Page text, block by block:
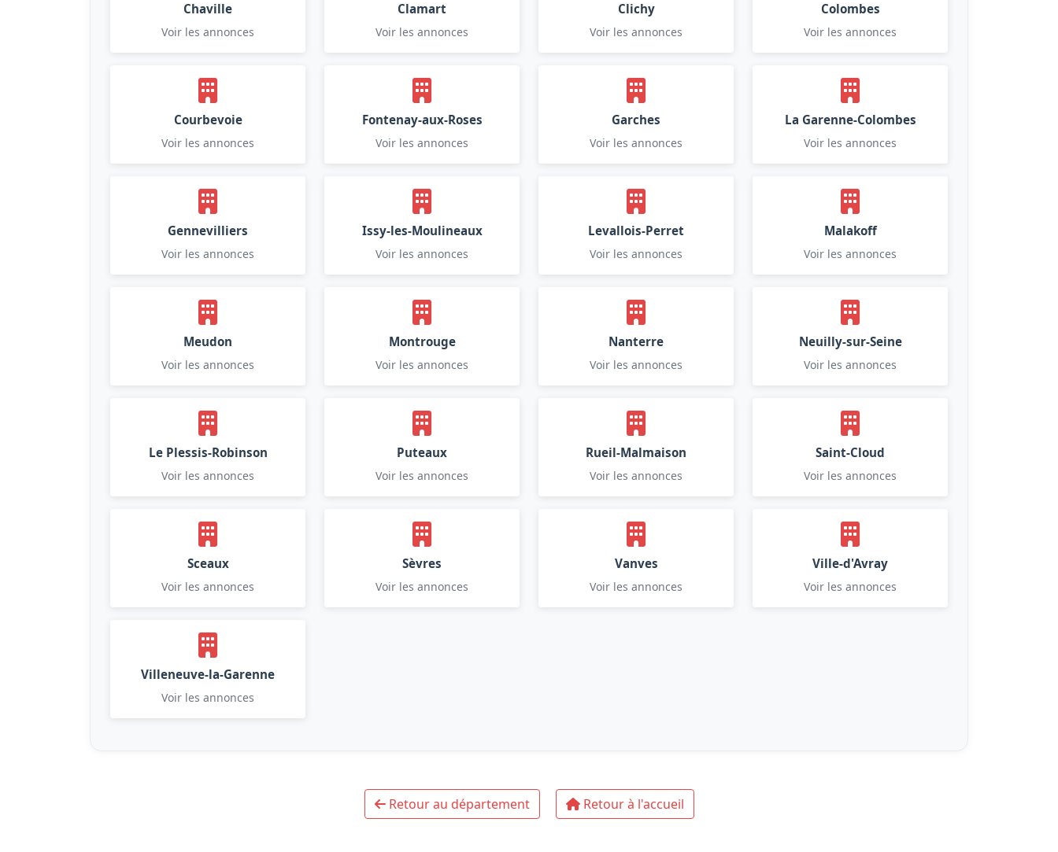
Chaville
Voir les annonces
Clamart
Voir les annonces
Clichy
Voir les annonces
Colombes
Voir les annonces
Courbevoie
Voir les annonces
Fontenay-aux-Roses
Voir les annonces
Garches
Voir les annonces
La Garenne-Colombes
Voir les annonces
Gennevilliers
Voir les annonces
Issy-les-Moulineaux
Voir les annonces
Levallois-Perret
Voir les annonces
Malakoff
Voir les annonces
Meudon
Voir les annonces
Montrouge
Voir les annonces
Nanterre
Voir les annonces
Neuilly-sur-Seine
Voir les annonces
Le Plessis-Robinson
Voir les annonces
Puteaux
Voir les annonces
Rueil-Malmaison
Voir les annonces
Saint-Cloud
Voir les annonces
Sceaux
Voir les annonces
Sèvres
Voir les annonces
Vanves
Voir les annonces
Ville-d'Avray
Voir les annonces
Villeneuve-la-Garenne
Voir les annonces
Retour au département Retour à l'accueil